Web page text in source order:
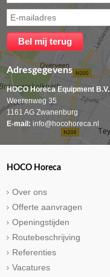
Adresgegevens
HOCO Horeca Equipment B.V.
Weerenweg 35
1161 AG Zwanenburg
E-mail: info@hocohoreca.nl
HOCO Horeca
Over ons
Offerte aanvragen
Openingstijden
Routebeschrijving
Referenties
Vacatures